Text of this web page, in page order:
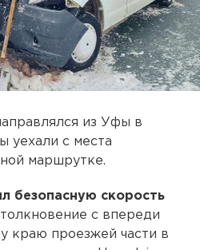
из Уфы в
уехали с места
маршрутке.
безопасную скорость
с впереди
краю проезжей части в